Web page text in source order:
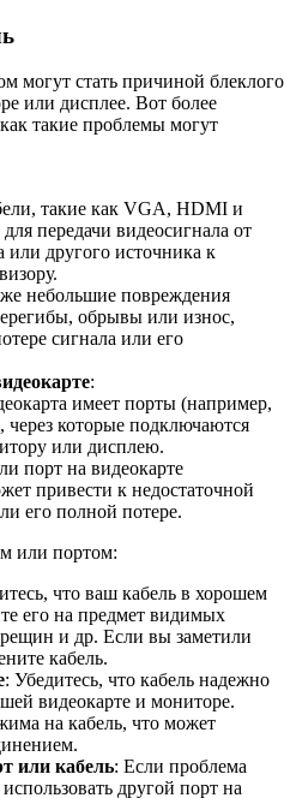
могут стать причиной блеклого
или дисплее. Вот более
такие проблемы могут
такие как VGA, HDMI и
передачи видеосигнала от
или другого источника к
небольшие повреждения
обрывы или износ,
сигнала или его
:
имеет порты (например,
которые подключаются
или дисплею.
порт на видеокарте
привести к недостаточной
его полной потере.
или портом:
что ваш кабель в хорошем
его на предмет видимых
и др. Если вы заметили
кабель.
: Убедитесь, что кабель надежно
видеокарте и мониторе.
на кабель, что может
или кабель: Если проблема
другой порт на